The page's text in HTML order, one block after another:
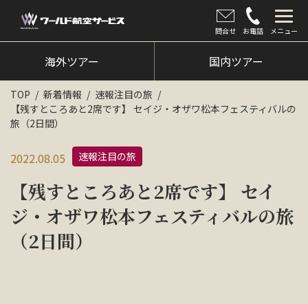
問合せ お電話 メニュー
海外ツアー
国内ツアー
クルーズツアー
ツアー催行状況
旅のひろば
イベント
新着情報
海外ツアー 国内ツアー
TOP 新着情報
速報注目の旅
【残すところあと2席です】 セイジ・オザワ松本フェスティバルの
旅（2日間）
2022.08.05 速報注目の旅
【残すところあと2席です】 セイ
ジ・オザワ松本フェスティバルの旅
（2日間）